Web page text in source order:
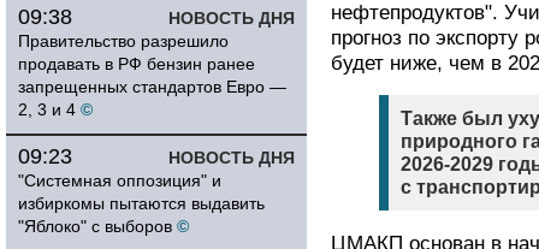
НОВОСТЬ ДНЯ
09:38
Правительство разрешило
продавать в РФ бензин ранее
запрещенных стандартов Евро —
2, 3 и 4 ©
НОВОСТЬ ДНЯ
09:23
"Системная оппозиция" и
избиркомы пытаются выдавить
"Яблоко" с выборов ©
нефтепродуктов".
прогноз по экспорту
будет ниже, чем в
Также был
природного
2026-2029
с
ЦМАКП основан в